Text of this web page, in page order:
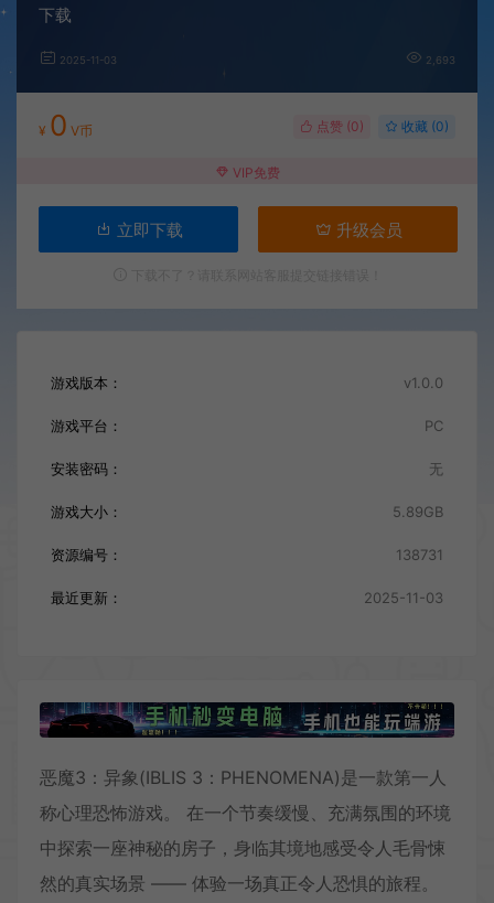
下载
2025-11-03 2,693
¥ 0 V币 点赞 (0) 收藏 (0)
VIP免费
立即下载 升级会员
游戏版本： v1.0.0
游戏平台： PC
安装密码： 无
游戏大小： 5.89GB
资源编号： 138731
最近更新： 2025-11-03
恶魔3：异象(IBLIS 3：PHENOMENA)是一款第一人
称心理恐怖游戏。 在一个节奏缓慢、充满氛围的环境
中探索一座神秘的房子，身临其境地感受令人毛骨悚
然的真实场景 —— 体验一场真正令人恐惧的旅程。